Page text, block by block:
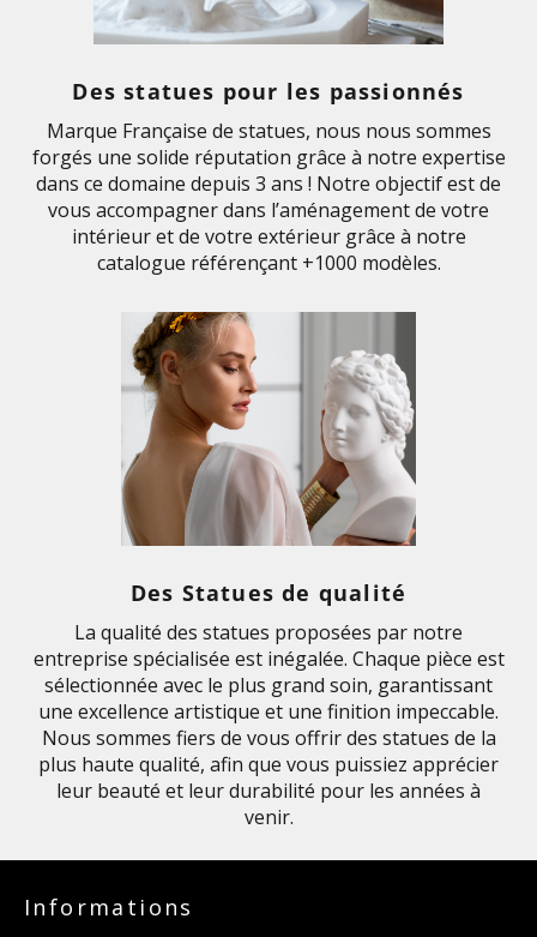
Des statues pour les passionnés
Marque Française de statues, nous nous sommes
forgés une solide réputation grâce à notre expertise
dans ce domaine depuis 3 ans ! Notre objectif est de
vous accompagner dans l’aménagement de votre
intérieur et de votre extérieur grâce à notre
catalogue référençant +1000 modèles.
Des Statues de qualité
La qualité des statues proposées par notre
entreprise spécialisée est inégalée. Chaque pièce est
sélectionnée avec le plus grand soin, garantissant
une excellence artistique et une finition impeccable.
Nous sommes fiers de vous offrir des statues de la
plus haute qualité, afin que vous puissiez apprécier
leur beauté et leur durabilité pour les années à
venir.
Informations